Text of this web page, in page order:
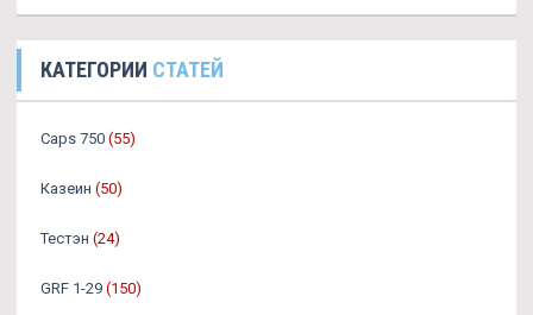
КАТЕГОРИИ СТАТЕЙ
Caps 750 (55)
Казеин (50)
Тестэн (24)
GRF 1-29 (150)